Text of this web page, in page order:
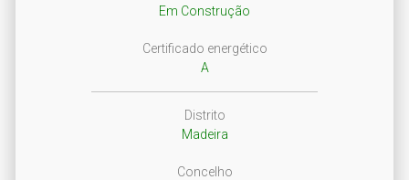
Em Construção
Certificado energético
A
Distrito
Madeira
Concelho